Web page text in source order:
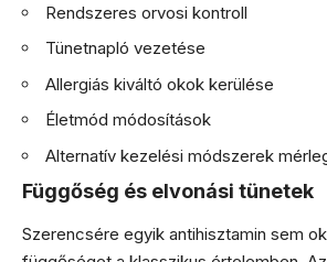
Rendszeres orvosi kontroll
Tünetnapló vezetése
Allergiás kiváltó okok kerülése
Életmód módosítások
Alternatív kezelési módszerek
Függőség és elvonási tünetek
Szerencsére egyik antihisztamin sem